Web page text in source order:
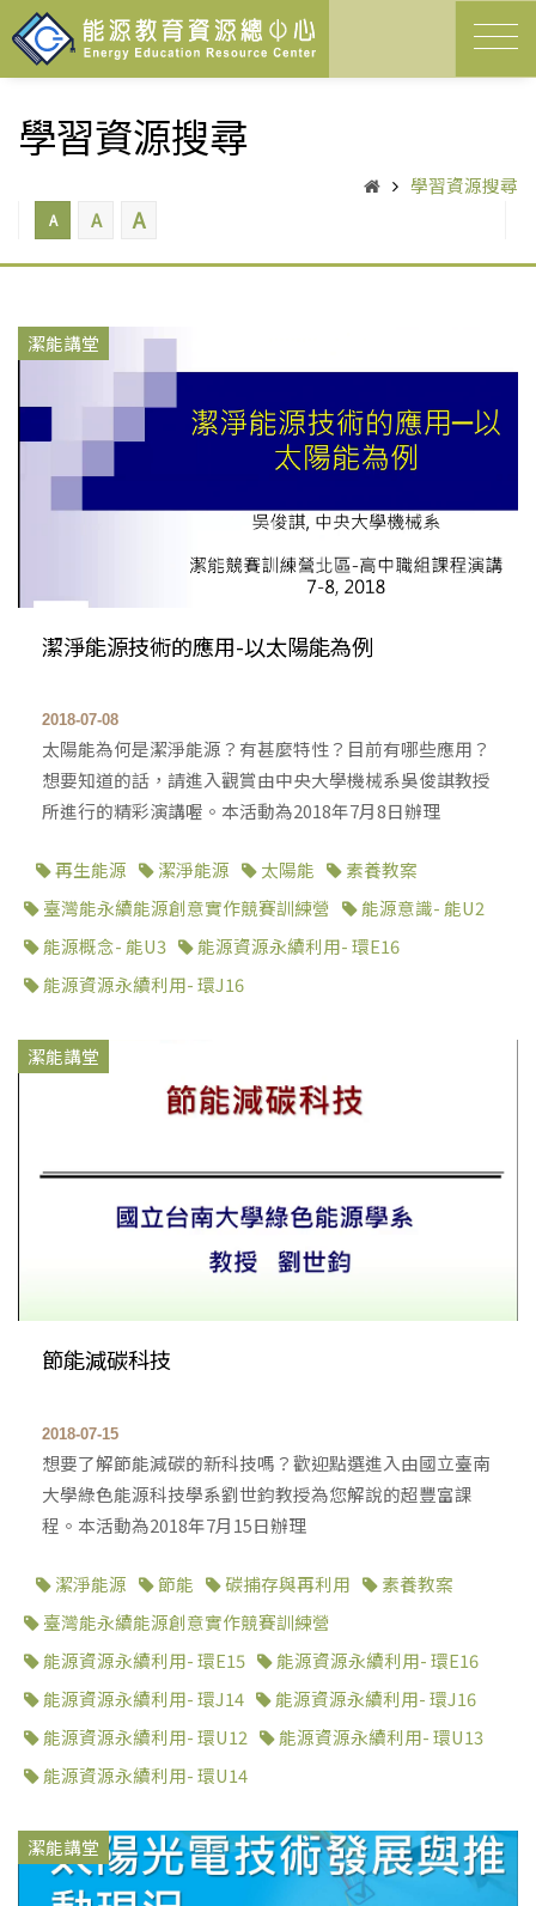
學習資源搜尋
學習資源搜尋
A A A
潔能講堂
潔淨能源技術的應用-以太陽能為例
2018-07-08
太陽能為何是潔淨能源？有甚麼特性？目前有哪些應用？
想要知道的話，請進入觀賞由中央大學機械系吳俊諆教授
所進行的精彩演講喔。本活動為2018年7月8日辦理
再生能源 潔淨能源 太陽能
素養教案
臺灣能永續能源創意實作競賽訓練營
能源意識- 能U2
能源概念- 能U3
能源資源永續利用- 環E16
能源資源永續利用- 環J16
潔能講堂
節能減碳科技
2018-07-15
想要了解節能減碳的新科技嗎？歡迎點選進入由國立臺南
大學綠色能源科技學系劉世鈞教授為您解說的超豐富課
程。本活動為2018年7月15日辦理
潔淨能源 節能 碳捕存與再利用
素養教案
臺灣能永續能源創意實作競賽訓練營
能源資源永續利用- 環E15
能源資源永續利用- 環E16
能源資源永續利用- 環J14
能源資源永續利用- 環J16
能源資源永續利用- 環U12
能源資源永續利用- 環U13
能源資源永續利用- 環U14
潔能講堂